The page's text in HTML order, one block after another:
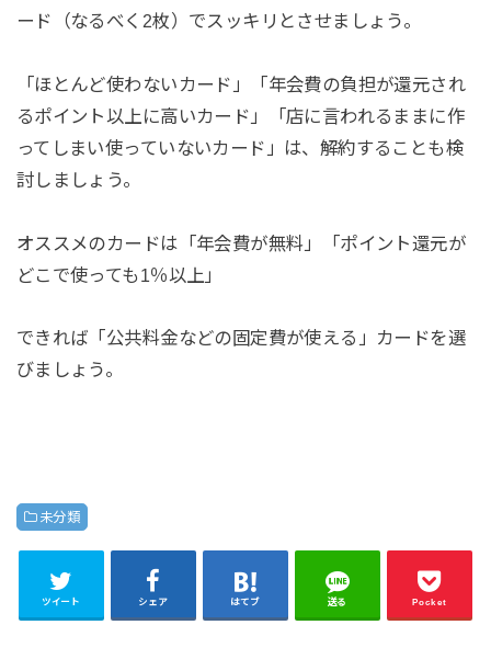
ード（なるべく2枚）でスッキリとさせましょう。
「ほとんど使わないカード」「年会費の負担が還元され
るポイント以上に高いカード」「店に言われるままに作
ってしまい使っていないカード」は、解約することも検
討しましょう。
オススメのカードは「年会費が無料」「ポイント還元が
どこで使っても1％以上」
できれば「公共料金などの固定費が使える」カードを選
びましょう。
未分類
ツイート シェア はてブ 送る Pocket